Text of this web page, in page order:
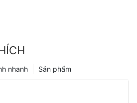
Sản phẩm
nhanh